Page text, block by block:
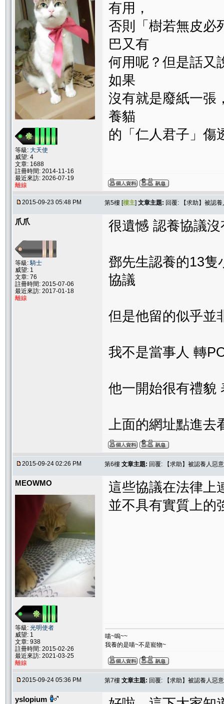
等級: 大天使
威望: 4
文章: 1688
註冊時間: 2014-11-16
最近來訪: 2026-07-19
離線
有用，
否則「樹若無皮必
巴又有
何用呢？但是話又
如果
沒有就是廢紙一張
養貓
的「仁人君子」傷
2015-09-23 05:48 PM 第5樓 [樓主] 文章主題: 回覆: 【求助】被認
爪爪
等級:騎士
威望: 1
文章: 76
註冊時間: 2015-07-06
最近來訪: 2017-01-18
離線
很遺憾 認養協議
鄧先生認養的13隻
協議
但是他留的似乎並
我不是當事人 轉
他一開始很有禮貌
上面的網址點進去
2015-09-24 02:26 PM 第6樓 文章主題: 回覆: 【求助】被認養人惡
MEOWMO
等級: 光明使者
威望: 1
文章: 938
註冊時間: 2015-02-26
最近來訪: 2021-03-25
離線
這些協議在法律上
並不具有實質上的
喵~嗚~~
我養的是喵~不是寵物~
2015-09-24 05:36 PM 第7樓 文章主題: 回覆: 【求助】被認養人惡
yslopium